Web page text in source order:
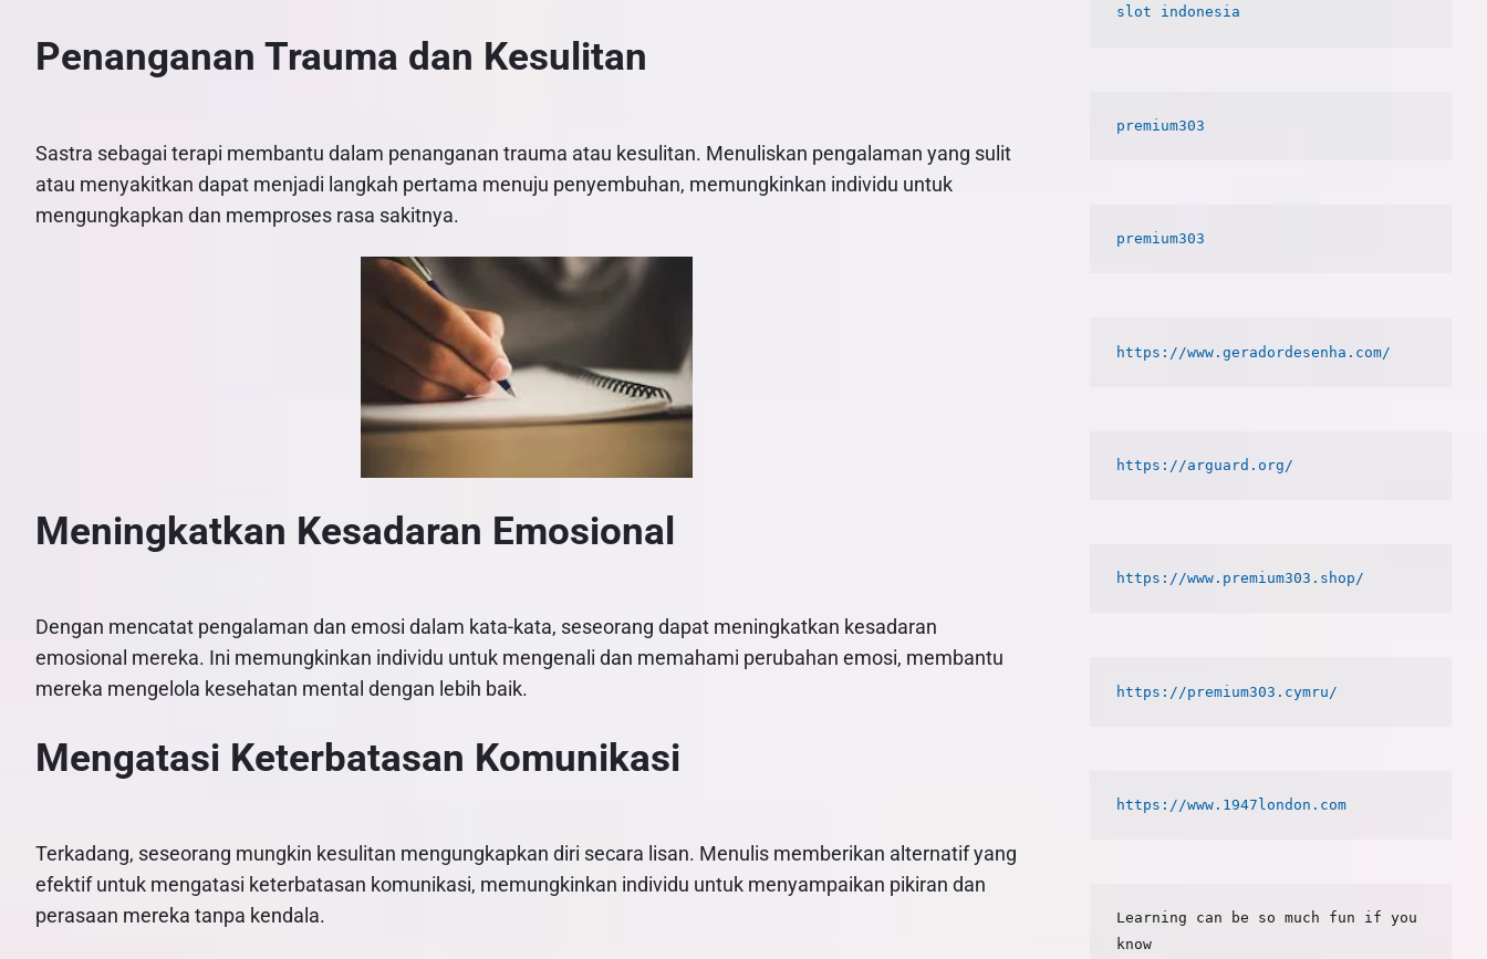
Penanganan Trauma dan Kesulitan
Sastra sebagai terapi membantu dalam penanganan trauma atau kesulitan. Menuliskan pengalaman yang sulit
atau menyakitkan dapat menjadi langkah pertama menuju penyembuhan, memungkinkan individu untuk
mengungkapkan dan memproses rasa sakitnya.
Meningkatkan Kesadaran Emosional
Dengan mencatat pengalaman dan emosi dalam kata-kata, seseorang dapat meningkatkan kesadaran
emosional mereka. Ini memungkinkan individu untuk mengenali dan memahami perubahan emosi, membantu
mereka mengelola kesehatan mental dengan lebih baik.
Mengatasi Keterbatasan Komunikasi
Terkadang, seseorang mungkin kesulitan mengungkapkan diri secara lisan. Menulis memberikan alternatif yang
efektif untuk mengatasi keterbatasan komunikasi, memungkinkan individu untuk menyampaikan pikiran dan
perasaan mereka tanpa kendala.
slot indonesia
premium303
premium303
https://www.geradordesenha.com/
https://arguard.org/
https://www.premium303.shop/
https://premium303.cymru/
https://www.1947london.com
Learning can be so much fun if you